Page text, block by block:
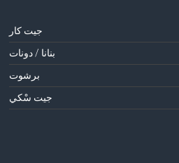
جيت كار
بنانا / دونات
برشوت
جيت سْكي